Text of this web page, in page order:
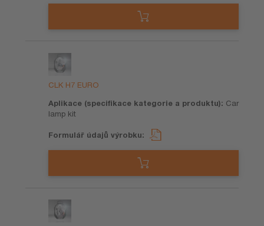
CLK H7 EURO
Car
lamp kit